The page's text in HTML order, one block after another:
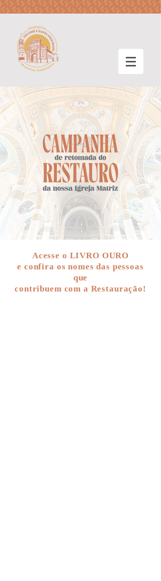
Acesse o LIVRO OURO
e confira os nomes das pessoas
que
contribuem com a Restauração!